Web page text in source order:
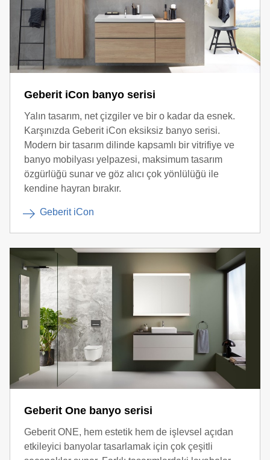
Geberit iCon banyo serisi
Yalın tasarım, net çizgiler ve bir o kadar da esnek.
Karşınızda Geberit iCon eksiksiz banyo serisi.
Modern bir tasarım dilinde kapsamlı bir vitrifiye ve
banyo mobilyası yelpazesi, maksimum tasarım
özgürlüğü sunar ve göz alıcı çok yönlülüğü ile
kendine hayran bırakır.
Geberit iCon
Geberit One banyo serisi
Geberit ONE, hem estetik hem de işlevsel açıdan
etkileyici banyolar tasarlamak için çok çeşitli